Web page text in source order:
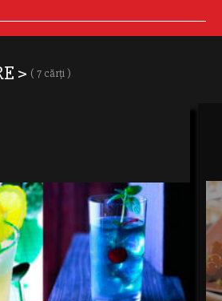
> ( 7 cărți )